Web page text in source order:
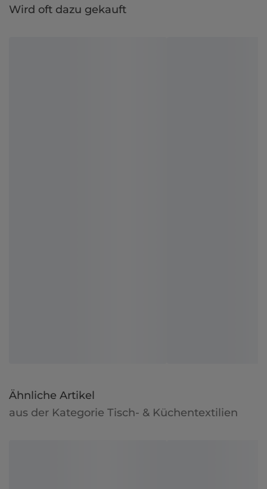
Wird oft dazu gekauft
Ähnliche Artikel
aus der Kategorie Tisch- & Küchentextilien